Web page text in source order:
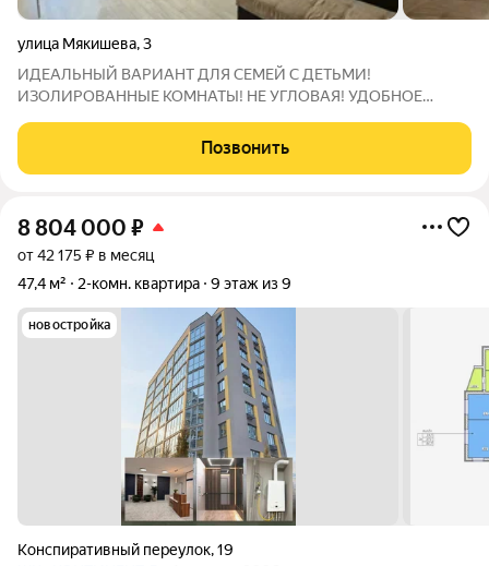
улица Мякишева,3
ИДЕАЛЬНЫЙ ВАРИАНТ ДЛЯ СЕМЕЙ С ДЕТЬМИ!
ИЗОЛИРОВАННЫЕ КОМНАТЫ! НЕ УГЛОВАЯ! УДОБНОЕ
Адрес: ул.Мякишева, д.3. Ленинский район. - Изолированные
комнаты. - Площадь: общая площадь 61,1 кв.м., жилая площадь
Позвонить
8 804 000 ₽
от 42 175 ₽ в месяц
47,4 м²
2-комн. квартира 9 этаж из 9
новостройка
Конспиративный переулок,19